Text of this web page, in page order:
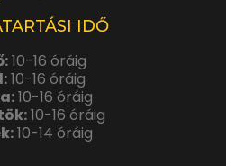
IDŐ
10-16 óráig
10-16 óráig
10-16 óráig
10-16 óráig
10-14 óráig